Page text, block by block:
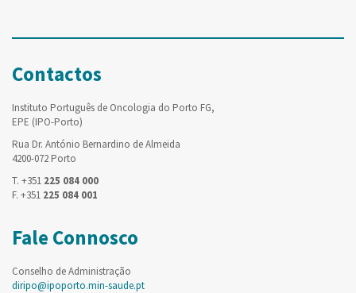
Contactos
Instituto Português de Oncologia do Porto FG,
EPE (IPO-Porto)
Rua Dr. António Bernardino de Almeida
4200-072 Porto
T. +351 225 084 000
F. +351 225 084 001
Fale Connosco
Conselho de Administração
diripo@ipoporto.min-saude.pt